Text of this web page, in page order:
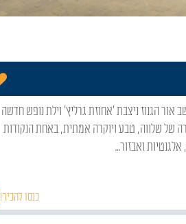
של שלווה, טבע ויוקרה אמתית, באחת הנקודות
כנסו להכיר!